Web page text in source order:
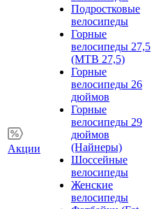
Акции
Подростковые
велосипеды
Горные
велосипеды 27,5
(MTB 27,5)
Горные
велосипеды 26
дюймов
Горные
велосипеды 29
дюймов
(Найнеры)
Шоссейные
велосипеды
Женские
велосипеды